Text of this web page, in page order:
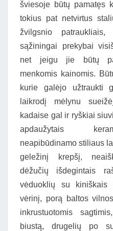
šviesoje būtų pamatęs
tokius pat netvirtus
žvilgsnio
sąžiningai prekybai
net jeigu jie būtų
menkomis kainomis.
kurie galėjo užtraukti
laikrodį mėlynu
kadaise gal ir ryškiai
apdaužytais
neapibūdinamo stiliaus
geležinį krepšį,
dėžučių išdegintais
vėduoklių su
vėrinį, porą baltos
inkrustuotomis
biustą, drugelių po